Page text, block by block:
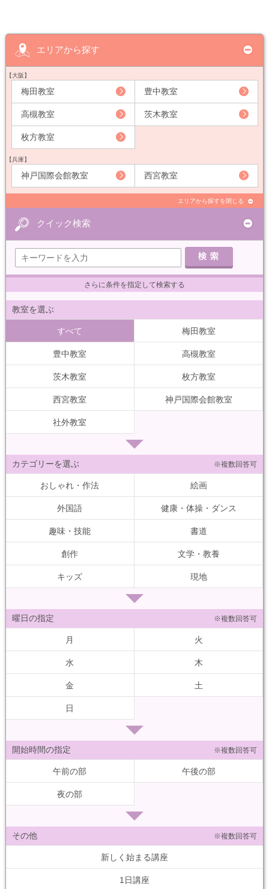
エリアから探す
【大阪】
梅田教室 豊中教室
高槻教室 茨木教室
枚方教室
【兵庫】
神戸国際会館教室 西宮教室
エリアから探すを閉じる
クイック検索
さらに条件を指定して検索する
教室を選ぶ
すべて 梅田教室
豊中教室 高槻教室
茨木教室 枚方教室
西宮教室 神戸国際会館教室
社外教室
カテゴリーを選ぶ ※複数回答可
おしゃれ・作法 絵画
外国語 健康・体操・ダンス
趣味・技能 書道
創作 文学・教養
キッズ 現地
曜日の指定 ※複数回答可
月 火
水 木
金 土
日
開始時間の指定 ※複数回答可
午前の部 午後の部
夜の部
その他 ※複数回答可
新しく始まる講座
1日講座